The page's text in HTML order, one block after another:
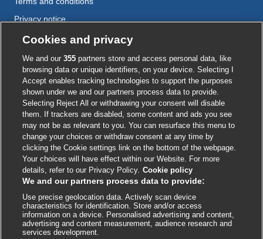
Privacy notice
Cookie policy
Accessibility
External
link
opens
in
a
new
window
External
link
opens
in
a
new
window
External
link
opens
in
a
new
window
External
link
opens
in
a
new
window
External
link
opens
in
a
new
window
© BMJ Publishing Group 2026
ISSN 2515-9615
Cookies and privacy
We and our355 partners store and access personal data, like
browsing data or unique identifiers, on your device. Selecting I
Accept enables tracking technologies to support the purposes
shown under we and our partners process data to provide.
Selecting Reject All or withdrawing your consent will disable
them. If trackers are disabled, some content and ads you see
may not be as relevant to you. You can resurface this menu to
change your choices or withdraw consent at any time by
clicking the Cookie settings link on the bottom of the webpage.
Your choices will have effect within our Website. For more
details, refer to our Privacy Policy. Cookie policy
We and our partners process data to provide:
Use precise geolocation data. Actively scan device
characteristics for identification. Store and/or access
information on a device. Personalised advertising and content,
advertising and content measurement, audience research and
services development.